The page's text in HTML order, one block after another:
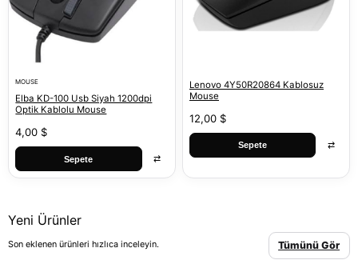
MOUSE
Elba KD-100 Usb Siyah 1200dpi
Optik Kablolu Mouse
4,00 $
Sepete ⇄
Lenovo 4Y50R20864 Kablosuz
Mouse
12,00 $
Sepete ⇄
Yeni Ürünler
Son eklenen ürünleri hızlıca inceleyin. Tümünü Gör